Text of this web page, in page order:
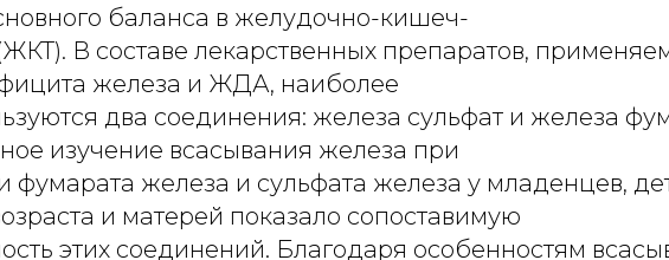
баланса в желудочно-кишеч-
В составе лекарственных препаратов,
железа и ЖДА, наиболее
два соединения: железа сульфат и железа
изучение всасывания железа при
фумарата железа и сульфата железа у младенцев,
и матерей показало сопоставимую
этих соединений. Благодаря особенностям